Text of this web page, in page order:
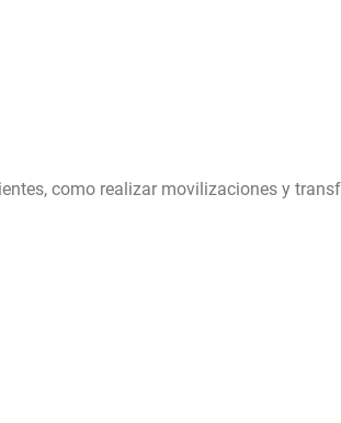
como realizar movilizaciones y